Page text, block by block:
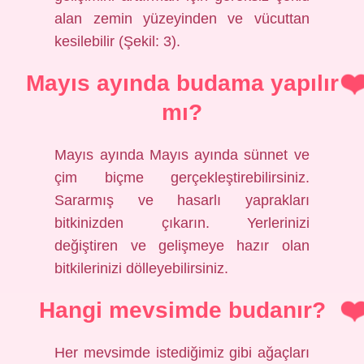
alan zemin yüzeyinden ve vücuttan
kesilebilir (Şekil: 3).
Mayıs ayında budama yapılır
mı?
Mayıs ayında Mayıs ayında sünnet ve
çim biçme gerçekleştirebilirsiniz.
Sararmış ve hasarlı yaprakları
bitkinizden çıkarın. Yerlerinizi
değiştiren ve gelişmeye hazır olan
bitkilerinizi dölleyebilirsiniz.
Hangi mevsimde budanır?
Her mevsimde istediğimiz gibi ağaçları